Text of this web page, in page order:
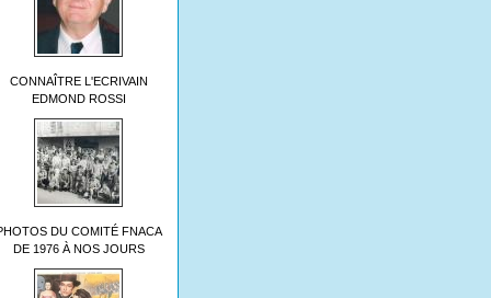
CONNAÎTRE L'ECRIVAIN
EDMOND ROSSI
DU COMITÉ FNACA
DE 1976 À NOS JOURS